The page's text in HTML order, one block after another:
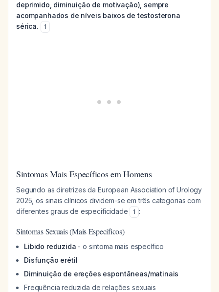
deprimido, diminuição de motivação), sempre
acompanhados de níveis baixos de testosterona
sérica.
1
Sintomas Mais Específicos em Homens
Segundo as diretrizes da European Association of Urology
2025, os sinais clínicos dividem-se em três categorias com
diferentes graus de especificidade
1 :
Sintomas Sexuais (Mais Específicos)
Libido reduzida - o sintoma mais específico
Disfunção erétil
Diminuição de ereções espontâneas/matinais
Frequência reduzida de relações sexuais